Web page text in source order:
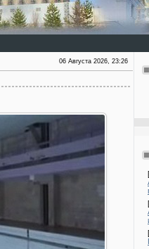
06 Августа 2026, 23:26